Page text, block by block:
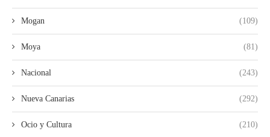
Mogan (109)
Moya (81)
Nacional (243)
Nueva Canarias (292)
Ocio y Cultura (210)